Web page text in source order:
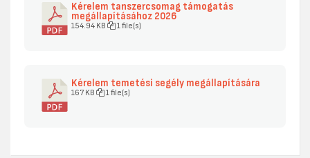
Kérelem tanszercsomag támogatás
megállapításához 2026
154.94 KB 1 file(s)
Kérelem temetési segély megállapítására
167 KB 1 file(s)